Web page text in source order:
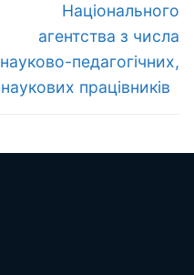
Національного
агентства з числа
науково-педагогічних,
наукових працівників